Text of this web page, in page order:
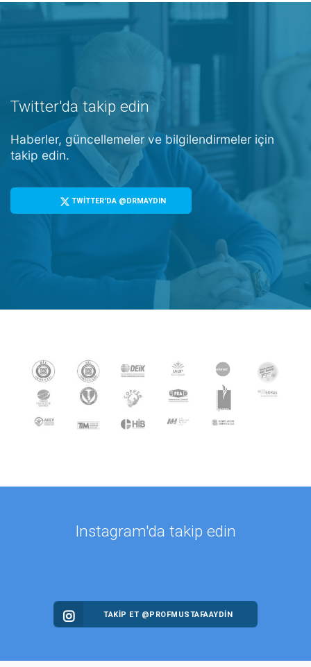
Twitter'da takip edin
Haberler, güncellemeler ve bilgilendirmeler için
takip edin.
TWİTTER'DA @DRMAYDIN
Instagram'da takip edin
TAKİP ET @PROFMUSTAFAAYDIN